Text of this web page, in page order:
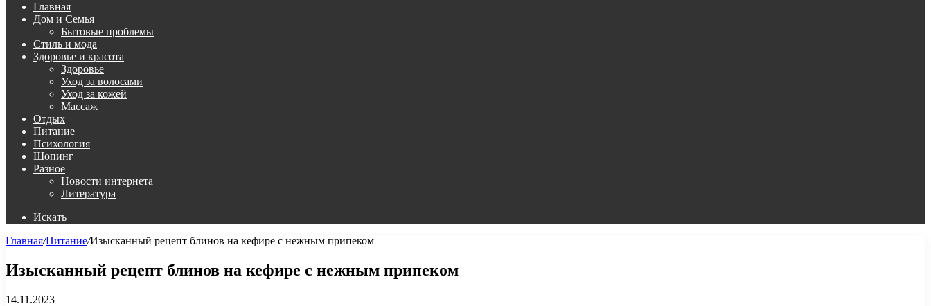
Главная
Дом и Семья
Бытовые проблемы
Стиль и мода
Здоровье и красота
Здоровье
Уход за волосами
Уход за кожей
Массаж
Отдых
Питание
Психология
Шопинг
Разное
Новости интернета
Литература
Искать
Главная/Питание/Изысканный рецепт блинов на кефире с нежным припеком
Изысканный рецепт блинов на кефире с нежным припеком
14.11.2023